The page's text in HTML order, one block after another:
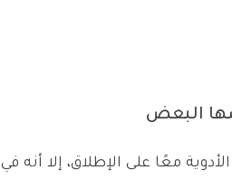
البعض
معًا على الإطلاق، إلا أنه